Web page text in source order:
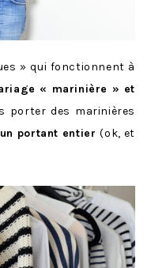
» qui fonctionnent à
« marinière » et
porter des marinières
un portant entier(ok, et